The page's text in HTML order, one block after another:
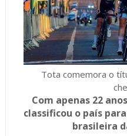
Tota comemora o
Com apenas 22
classificou o país
brasileira